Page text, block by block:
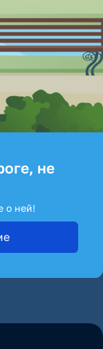
не
о ней!